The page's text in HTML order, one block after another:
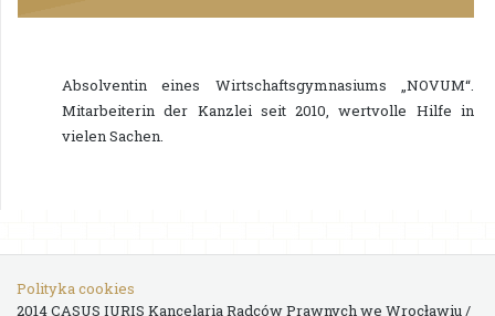
Absolventin eines Wirtschaftsgymnasiums „NOVUM“.
Mitarbeiterin der Kanzlei seit 2010, wertvolle Hilfe in
vielen Sachen.
Polityka cookies
2014 CASUS IURIS Kancelaria Radców Prawnych we Wrocławiu /